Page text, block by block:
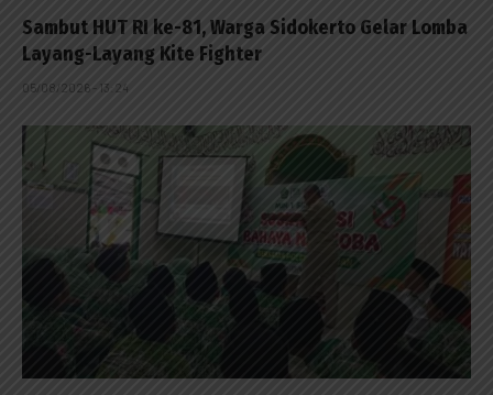
Sambut HUT RI ke-81, Warga Sidokerto Gelar Lomba
Layang-Layang Kite Fighter
05/08/2026 - 13:24